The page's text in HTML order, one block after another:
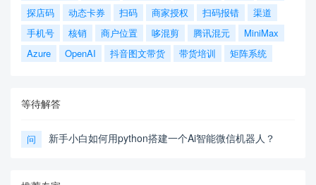
探店码
动态卡券 扫码 商家授权 扫码报错
渠道
手机号
核销 商户位置 哆混剪 腾讯混元
MiniMax
Azure
OpenAI 抖音图文带货 带货培训 矩阵系统
等待解答
问 新手小白如何用python搭建一个Ai智能微信机器人？